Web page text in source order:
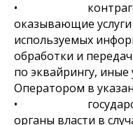
•
оказывающие
используемых
обработки и
по эквайрингу,
Оператором в
•
органы власти в